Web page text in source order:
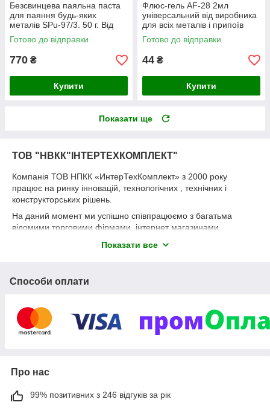
Безсвинцева паяльна паста
для паяння будь-яких
металів SPu-97/3. 50 г. Від
виробника
Готово до відправки
770 ₴
Купити
Флюс-гель AF-28 2мл
універсальний від виробника
для всіх металів і припоїв
Готово до відправки
44 ₴
Купити
Показати ще
ТОВ "НВКК"ІНТЕРТЕХКОМПЛЕКТ"
Компанія ТОВ НПКК «ИнтерТехКомплект» з 2000 року
працює на ринку інновацій, технологічних , технічних і
конструкторських рішень.
На даний момент ми успішно співпрацюємо з багатьма
відомими торговими фірмами, інтернет магазинами,
багатьох сферах: комп'ютерної, електротехнічної,
високоефективні засоби видалення накипу і
солевідкладень
термоінтерфейс (термопасти) від КПТ-8 і до 4,8 Вт/
паяльна електротехнічна, в тому числі і
Показати все
Способи оплати
Про нас
99% позитивних з 246 відгуків за рік